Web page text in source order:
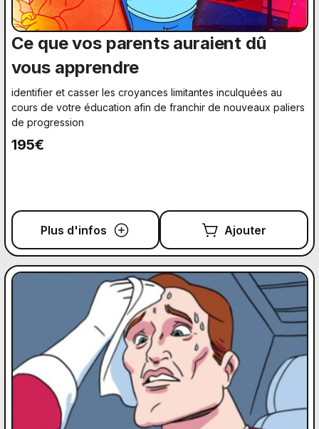
Ce que vos parents auraient dû
vous apprendre
identifier et casser les croyances limitantes inculquées au
cours de votre éducation afin de franchir de nouveaux paliers
de progression
195€
Plus d'infos Ajouter